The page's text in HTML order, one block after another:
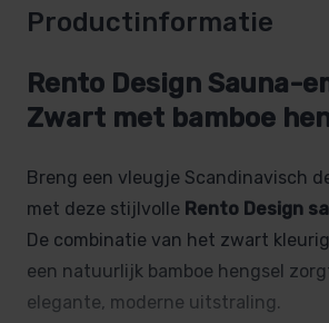
Productinformatie
Rento Design Sauna-
Zwart met bamboe
Breng een vleugje Scandinavisch
met deze stijlvolle Rento Design
De combinatie van het zwart
een natuurlijk bamboe hengsel
elegante, moderne uitstraling.